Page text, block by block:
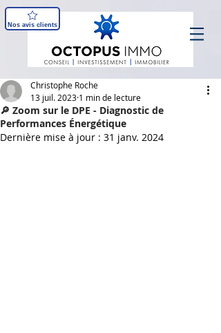
Nos avis clients
🔎 Zoom sur le DPE - Diagnostic de
Performances Énergétique
Christophe Roche
13 juil. 2023 1 min de lecture
Dernière mise à jour : 31 janv. 2024